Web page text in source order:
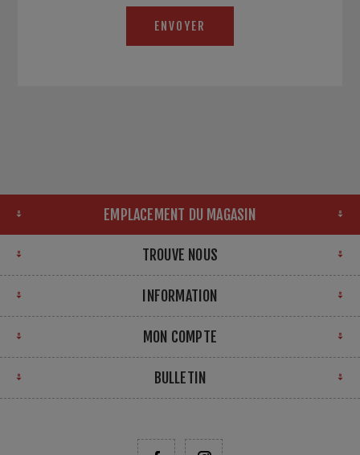
ENVOYER
EMPLACEMENT DU MAGASIN
TROUVE NOUS
INFORMATION
MON COMPTE
BULLETIN